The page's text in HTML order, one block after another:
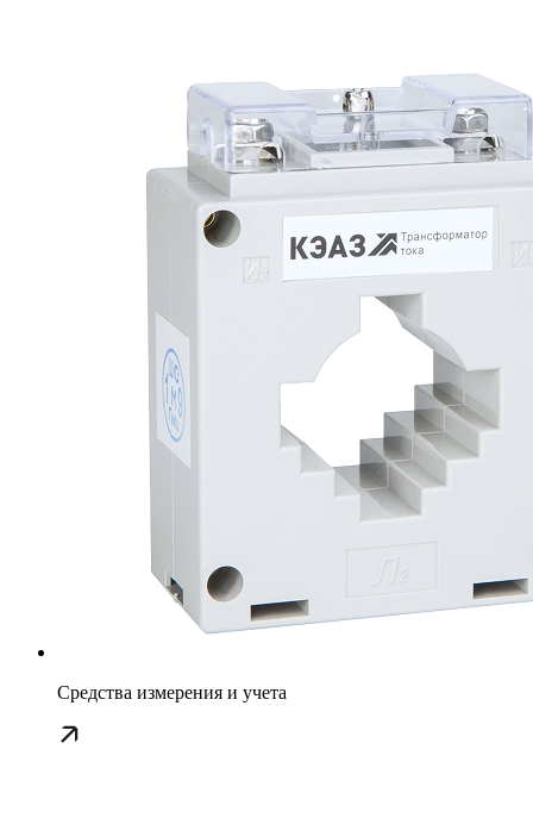
Средства измерения и учета